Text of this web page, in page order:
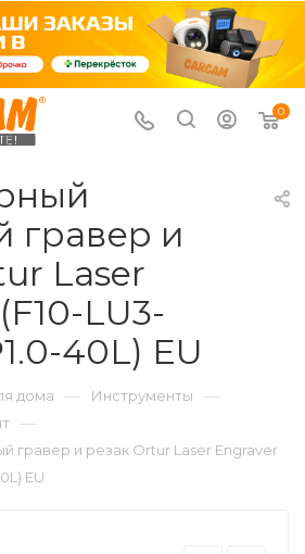
0
гравер и
Laser
LU3-
40L) EU
дома — Инструменты —
—
гравер и резак Ortur Laser Engraver
EU